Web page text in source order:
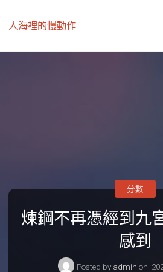
人海裡的慢動作
煉鋼不再憑經到九
感到
Posted by admin on
分數